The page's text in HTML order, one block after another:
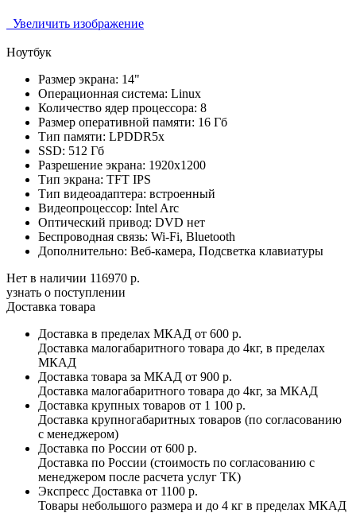
Увеличить изображение
Ноутбук
Размер экрана: 14"
Операционная система: Linux
Количество ядер процессора: 8
Размер оперативной памяти: 16 Гб
Тип памяти: LPDDR5x
SSD: 512 Гб
Разрешение экрана: 1920x1200
Тип экрана: TFT IPS
Тип видеоадаптера: встроенный
Видеопроцессор: Intel Arc
Оптический привод: DVD нет
Беспроводная связь: Wi-Fi, Bluetooth
Дополнительно: Веб-камера, Подсветка клавиатуры
Нет в наличии 116970 р.
узнать о поступлении
Доставка товара
Доставка в пределах МКАД от 600 р.
Доставка малогабаритного товара до 4кг, в пределах
МКАД
Доставка товара за МКАД от 900 р.
Доставка малогабаритного товара до 4кг, за МКАД
Доставка крупных товаров от 1 100 р.
Доставка крупногабаритных товаров (по согласованию
с менеджером)
Доставка по России от 600 р.
Доставка по России (стоимость по согласованию с
менеджером после расчета услуг ТК)
Экспресс Доставка от 1100 р.
Товары небольшого размера и до 4 кг в пределах МКАД